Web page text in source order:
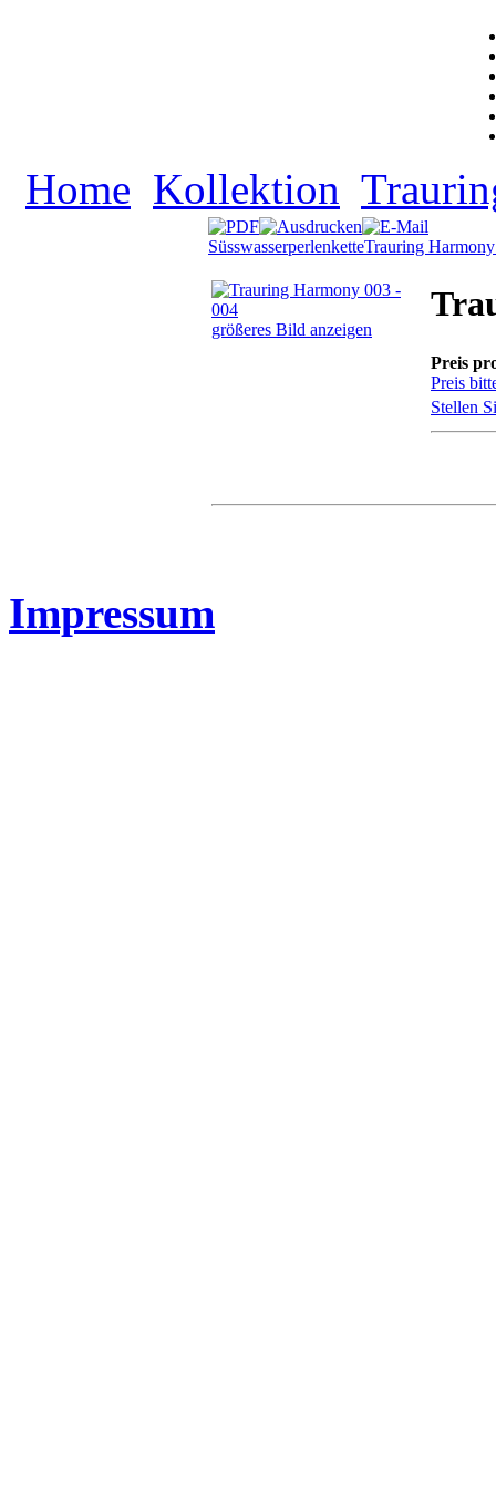
Home Kollektion
SüsswasserperlenketteTrauring
größeres Bild anzeigen
Preis
Preis
Stellen
Impressum